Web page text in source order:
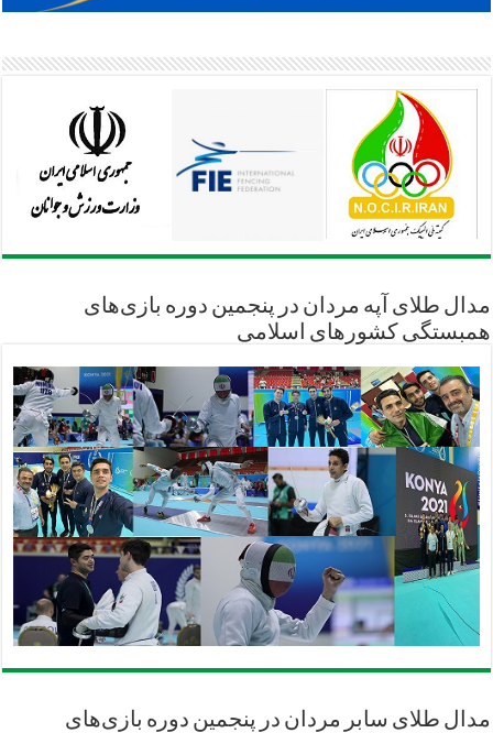
مدال طلای آپه مردان در پنجمین دوره بازی‌های
همبستگی کشورهای اسلامی
مدال طلای سابر مردان در پنجمین دوره بازی‌های